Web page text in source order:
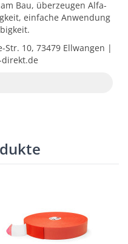
Bau, überzeugen Alfa-
einfache Anwendung
10, 73479 Ellwangen |
direkt.de